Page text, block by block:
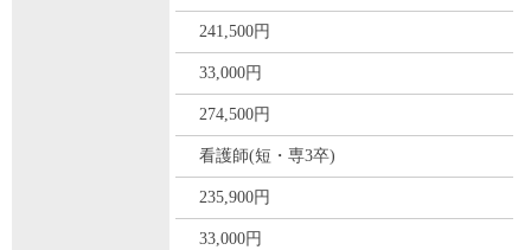
241,500円
33,000円
274,500円
看護師(短・専3卒)
235,900円
33,000円